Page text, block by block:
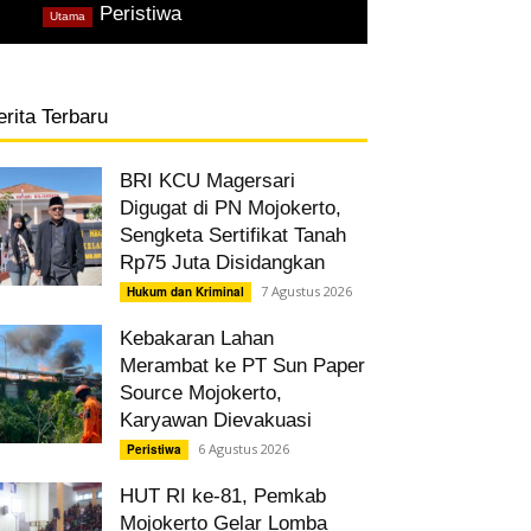
Peristiwa,
Utama
Terbaru
BRI KCU Magersari
Digugat di PN Mojokerto,
Sengketa Sertifikat Tanah
Rp75 Juta Disidangkan
Hukum dan Kriminal 7 Agustus 2026
Kebakaran Lahan
Merambat ke PT Sun Paper
Source Mojokerto,
Karyawan Dievakuasi
Peristiwa 6 Agustus 2026
HUT RI ke-81, Pemkab
Mojokerto Gelar Lomba